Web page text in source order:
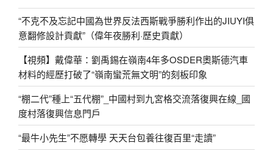
“不克不及忘記中國為世界反法西斯戰爭勝利作出的JIUYI俱
意翻修設計貢獻”（偉年夜勝利·歷史貢獻）
【視頻】戴偉華：劉禹錫在嶺南4年多OSDER奧斯德汽車
材料的經歷打破了“嶺南蠻荒無文明”的刻板印象
“棚二代”種上“五代棚”_中國村到九宮格交流落復興在線_國
度村落復興信息門戶
“最牛小先生”不愿轉學 天天台包養往復百里“走讀”